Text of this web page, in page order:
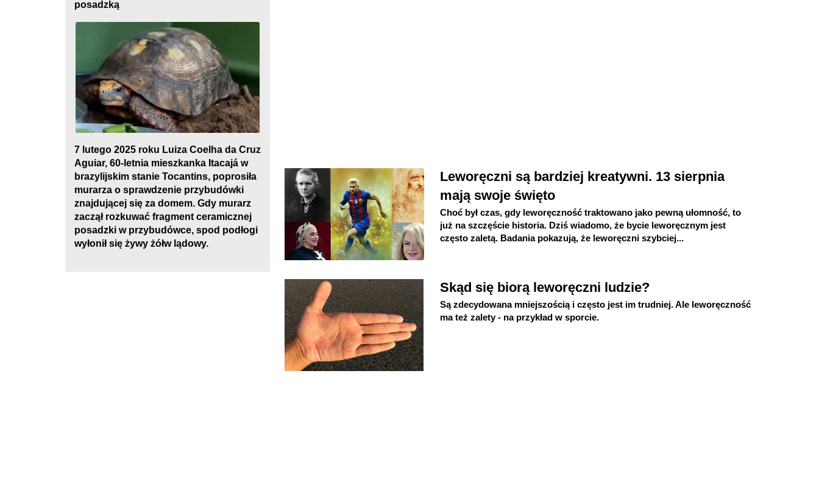
Leworęczni są bardziej kreatywni. 13 sierpnia
mają swoje święto
Choć był czas, gdy leworęczność traktowano jako pewną ułomność, to
już na szczęście historia. Dziś wiadomo, że bycie leworęcznym jest
często zaletą. Badania pokazują, że leworęczni szybciej...
Skąd się biorą leworęczni ludzie?
Są zdecydowana mniejszością i często jest im trudniej. Ale leworęczność
ma też zalety - na przykład w sporcie.
posadzką
7 lutego 2025 roku Luiza Coelha da Cruz
Aguiar, 60-letnia mieszkanka Itacajá w
brazylijskim stanie Tocantins, poprosiła
murarza o sprawdzenie przybudówki
znajdującej się za domem. Gdy murarz
zaczął rozkuwać fragment ceramicznej
posadzki w przybudówce, spod podłogi
wyłonił się żywy żółw lądowy.